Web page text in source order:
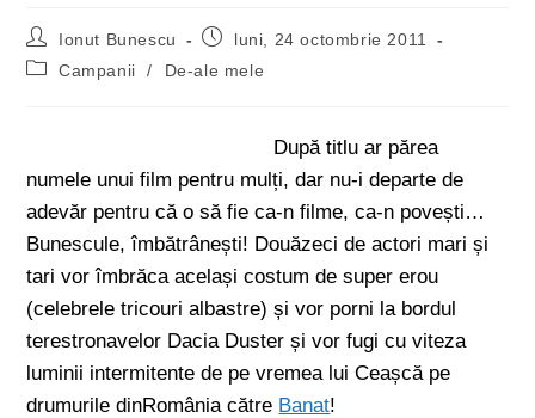
Ionut Bunescu
luni, 24 octombrie 2011
Campanii
/ De-ale mele
După titlu ar părea
numele unui film pentru mulți, dar nu-i departe de
adevăr pentru că o să fie ca-n filme, ca-n povești…
Bunescule, îmbătrânești! Douăzeci de actori mari și
tari vor îmbrăca același costum de super erou
(celebrele tricouri albastre) și vor porni la bordul
terestronavelor Dacia Duster și vor fugi cu viteza
luminii intermitente de pe vremea lui Ceașcă pe
drumurile dinRomânia către Banat!